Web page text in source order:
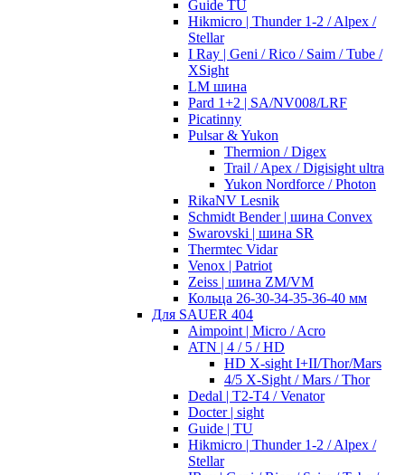
Guide TU
Hikmicro | Thunder 1-2 / Alpex /
Stellar
I Ray | Geni / Rico / Saim / Tube /
XSight
LM шина
Pard 1+2 | SA/NV008/LRF
Picatinny
Pulsar & Yukon
Thermion / Digex
Trail / Apex / Digisight ultra
Yukon Nordforce / Photon
RikaNV Lesnik
Schmidt Bender | шина Convex
Swarovski | шина SR
Thermtec Vidar
Venox | Patriot
Zeiss | шина ZM/VM
Кольца 26-30-34-35-36-40 мм
Для SAUER 404
Aimpoint | Micro / Acro
ATN | 4 / 5 / HD
HD X-sight I+II/Thor/Mars
4/5 X-Sight / Mars / Thor
Dedal | T2-T4 / Venator
Docter | sight
Guide | TU
Hikmicro | Thunder 1-2 / Alpex /
Stellar